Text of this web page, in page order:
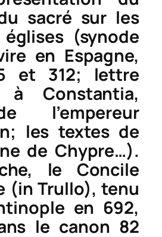
sacré sur les
(synode
en Espagne,
et 312; lettre
à Constantia,
l’empereur
les textes de
de Chypre…).
le Concile
(in Trullo), tenu
en 692,
le canon 82